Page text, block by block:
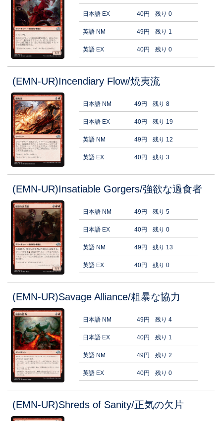
日本語 EX 40円 残り 0
英語 NM 49円 残り 1
英語 EX 40円 残り 0
(EMN-UR)Incendiary Flow/焼夷流
日本語 NM 49円 残り 8
日本語 EX 40円 残り 19
英語 NM 49円 残り 12
英語 EX 40円 残り 3
(EMN-UR)Insatiable Gorgers/強欲な過食者
日本語 NM 49円 残り 5
日本語 EX 40円 残り 0
英語 NM 49円 残り 13
英語 EX 40円 残り 0
(EMN-UR)Savage Alliance/粗暴な協力
日本語 NM 49円 残り 4
日本語 EX 40円 残り 1
英語 NM 49円 残り 2
英語 EX 40円 残り 0
(EMN-UR)Shreds of Sanity/正気の欠片